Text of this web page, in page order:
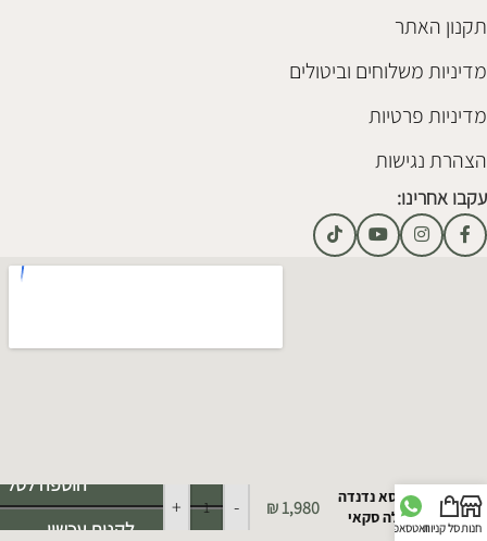
תקנון האתר
מדיניות משלוחים וביטולים
מדיניות פרטיות
הצהרת נגישות
עקבו אחרינו:
חנותסל קניותוואטסאפ
כורסא נדנדה
קיילה סקאי
₪1,980
-
+
הוספה לסל
לקנות עכשיו